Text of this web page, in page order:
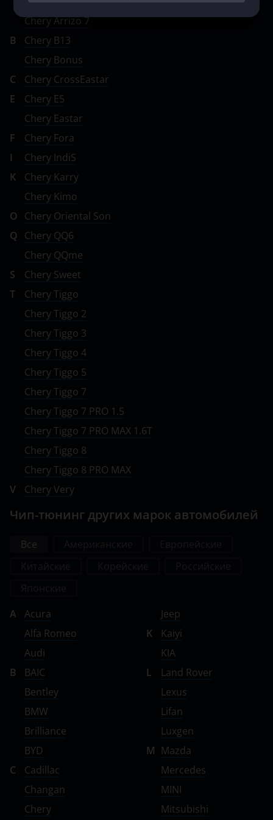
Renault
Saab
Seat
Skoda
Smart
SsangYong
Subaru
Suzuki
Tank
Toyota
Volkswagen
Volvo
Vortex
Zotye
ZX
ВАЗ (LADA)
ГАЗ
ЗАЗ
ТагАЗ
УАЗ
Chery Arrizo 7
B
Chery B13
Chery Bonus
C
Chery CrossEastar
E
Chery E5
Chery Eastar
F
Chery Fora
I
Chery IndiS
K
Chery Karry
Chery Kimo
O
Chery Oriental Son
Q
Chery QQ6
Chery QQme
S
Chery Sweet
T
Chery Tiggo
Chery Tiggo 2
Chery Tiggo 3
Chery Tiggo 4
Chery Tiggo 5
Chery Tiggo 7
Chery Tiggo 7 PRO 1.5
Chery Tiggo 7 PRO MAX 1.6T
Chery Tiggo 8
Chery Tiggo 8 PRO MAX
V
Chery Very
Чип-тюнинг других марок автомобилей
Все
A
Acura
Alfa Romeo
Audi
B
BAIC
Bentley
BMW
Brilliance
BYD
C
Cadillac
Changan
Chery
Jeep
K
Kaiyi
KIA
L
Land Rover
Lexus
Lifan
Luxgen
M Mazda
Mercedes
MINI
Mitsubishi